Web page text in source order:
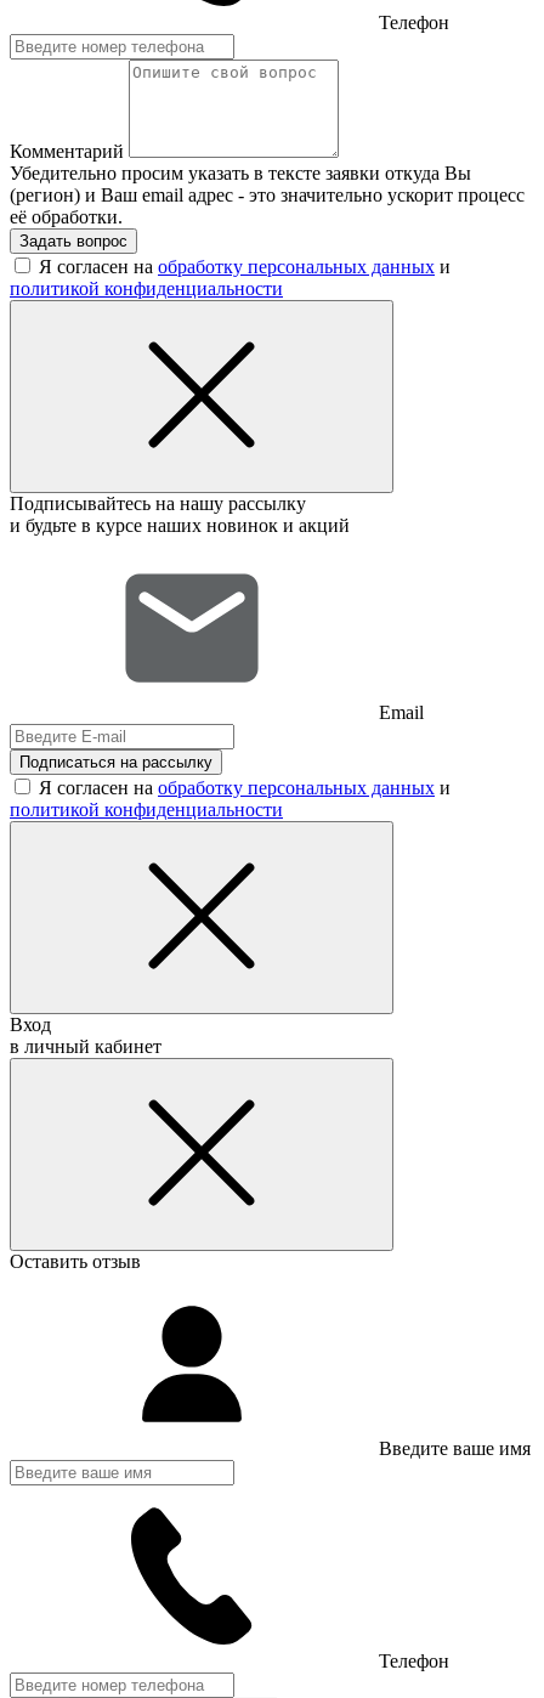
Телефон
Комментарий
Убедительно просим указать в тексте заявки откуда Вы
(регион) и Ваш email адрес - это значительно ускорит процесс
её обработки.
Задать вопрос
Я согласен на обработку персональных данных и
политикой конфиденциальности
Подписывайтесь на нашу рассылку
и будьте в курсе наших новинок и акций
Email
Подписаться на рассылку
Я согласен на обработку персональных данных и
политикой конфиденциальности
Вход
в личный кабинет
Оставить отзыв
Введите ваше имя
Телефон